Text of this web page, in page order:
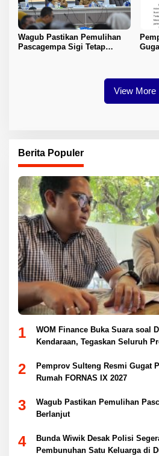
Wagub Pastikan Pemulihan
Pascagempa Sigi Tetap
View More
Berita Populer
1
WOM Finance Buka Suara soal
Kendaraan, Tegaskan Seluruh
2
Pemprov Sulteng Resmi Gugat
Rumah FORNAS IX 2027
3
Wagub Pastikan Pemulihan
Berlanjut
4
Bunda Wiwik Desak Polisi
Pembunuhan Satu Keluarga di